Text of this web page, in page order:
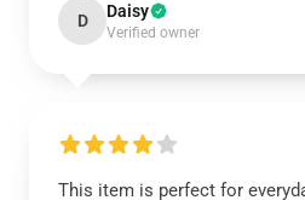
D Daisy
Verified owner
This item is perfect for